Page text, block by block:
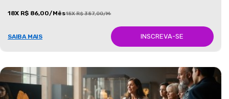
18X R$ 86,00/Mês18X R$ 387,00/Mês
SAIBA MAIS INSCREVA-SE